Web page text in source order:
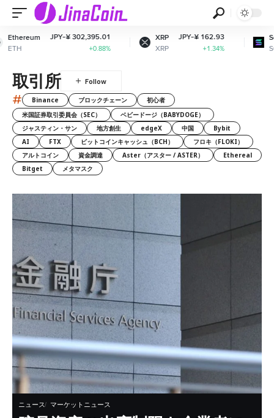
JPY-¥ 302,395.01 JPY-¥ 162.93
+1.34%
取引所
# Binance ブロックチェーン
初心者
米国証券取引委員会（SEC）
ベビードージ（BABYDOGE）
ジャスティン・サン
地方創生 edgeX 中国
Bybit
AI
FTX ビットコインキャッシュ（BCH）
フロキ（FLOKI）
アルトコイン
資金調達 Aster（アスター / ASTER）
Ethereal
Bitget
メタマスク
ニュース マーケットニュース